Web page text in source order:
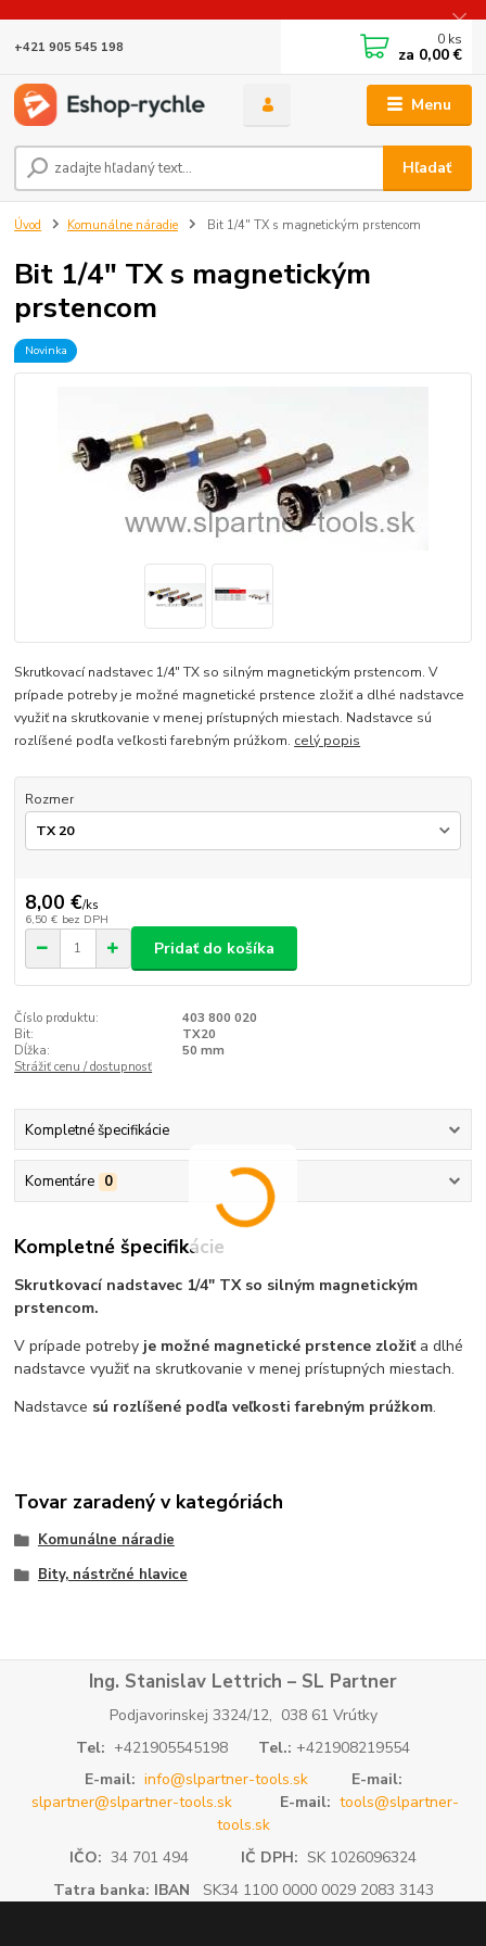
Menu
Hľadať
+421 905 545 198 0 ks
za 0,00 €
Úvod Komunálne náradie Bit 1/4" TX s magnetickým prstencom
Bit 1/4" TX s magnetickým
prstencom
Novinka
Skrutkovací nadstavec 1/4" TX so silným magnetickým prstencom. V
prípade potreby je možné magnetické prstence zložiť a dlhé nadstavce
využiť na skrutkovanie v menej prístupných miestach. Nadstavce sú
rozlíšené podľa veľkosti farebným prúžkom. celý popis
Rozmer
8,00 €/ks
6,50 € bez DPH
Pridať do košíka
Číslo produktu:
403 800 020
Bit:
TX20
Dĺžka:
50 mm
Strážiť cenu / dostupnosť
Kompletné špecifikácie
Komentáre 0
Kompletné špecifikácie
Skrutkovací nadstavec 1/4" TX so silným magnetickým
prstencom.
V prípade potreby je možné magnetické prstence zložiťa dlhé
nadstavce využiť na skrutkovanie v menej prístupných miestach.
Nadstavce sú rozlíšené podľa veľkosti farebným prúžkom.
Tovar zaradený v kategóriách
Komunálne náradie
Bity, nástrčné hlavice
Ing. Stanislav Lettrich – SL Partner
Podjavorinskej 3324/12, 038 61 Vrútky
Tel: +421905545198 Tel.: +421908219554
E-mail: info@slpartner-tools.sk
E-mail:
slpartner@slpartner-tools.sk
E-mail: tools@slpartner-
tools.sk
IČO: 34 701 494 IČ DPH: SK 1026096324
Tatra banka: IBAN SK34 1100 0000 0029 2083 3143